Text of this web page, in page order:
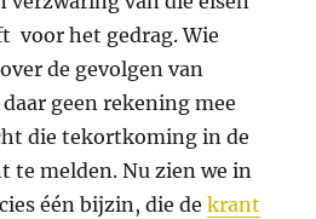
voor het gedrag. Wie
de gevolgen van
geen rekening mee
die tekortkoming in de
te melden. Nu zien we in
één bijzin, die dekrant